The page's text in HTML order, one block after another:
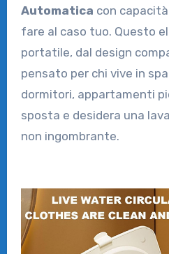
Automatica con
fare al caso tuo. Questo
portatile, dal design
pensato per chi vive in
dormitori, appartamenti
sposta e desidera una
non ingombrante.